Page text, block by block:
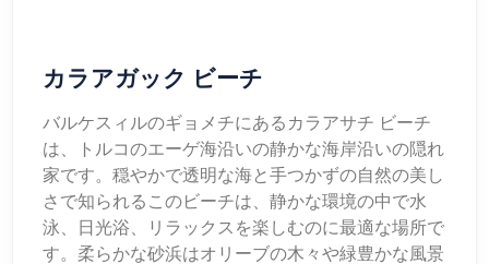
カラアガック ビーチ
バルケスィルのギョメチにあるカラアサチ ビーチ
は、トルコのエーゲ海沿いの静かな海岸沿いの隠れ
家です。穏やかで透明な海と手つかずの自然の美し
さで知られるこのビーチは、静かな環境の中で水
泳、日光浴、リラックスを楽しむのに最適な場所で
す。柔らかな砂浜はオリーブの木々や緑豊かな風景